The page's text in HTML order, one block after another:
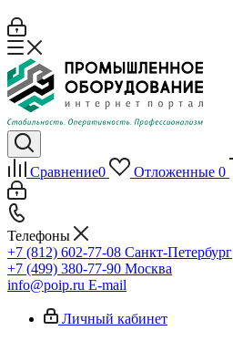
Сравнение0 Отложенные 0
Телефоны
+7 (812) 602-77-08 Санкт-Петербург
+7 (499) 380-77-90 Москва
info@poip.ru E-mail
Личный кабинет